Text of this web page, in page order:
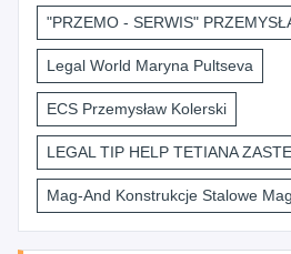
"PRZEMO - SERWIS"
Legal World Maryna Pultseva
ECS Przemysław Kolerski
LEGAL TIP HELP TETIANA
Mag-And Konstrukcje Stalowe